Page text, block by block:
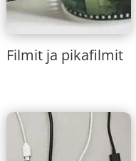
Filmit ja pikafilmit